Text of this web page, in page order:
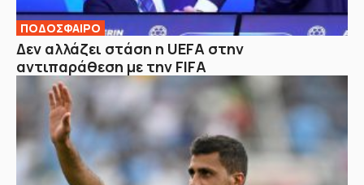
ΠΟΔΟΣΦΑΙΡΟ
Δεν αλλάζει στάση η UEFA στην
αντιπαράθεση με την FIFA